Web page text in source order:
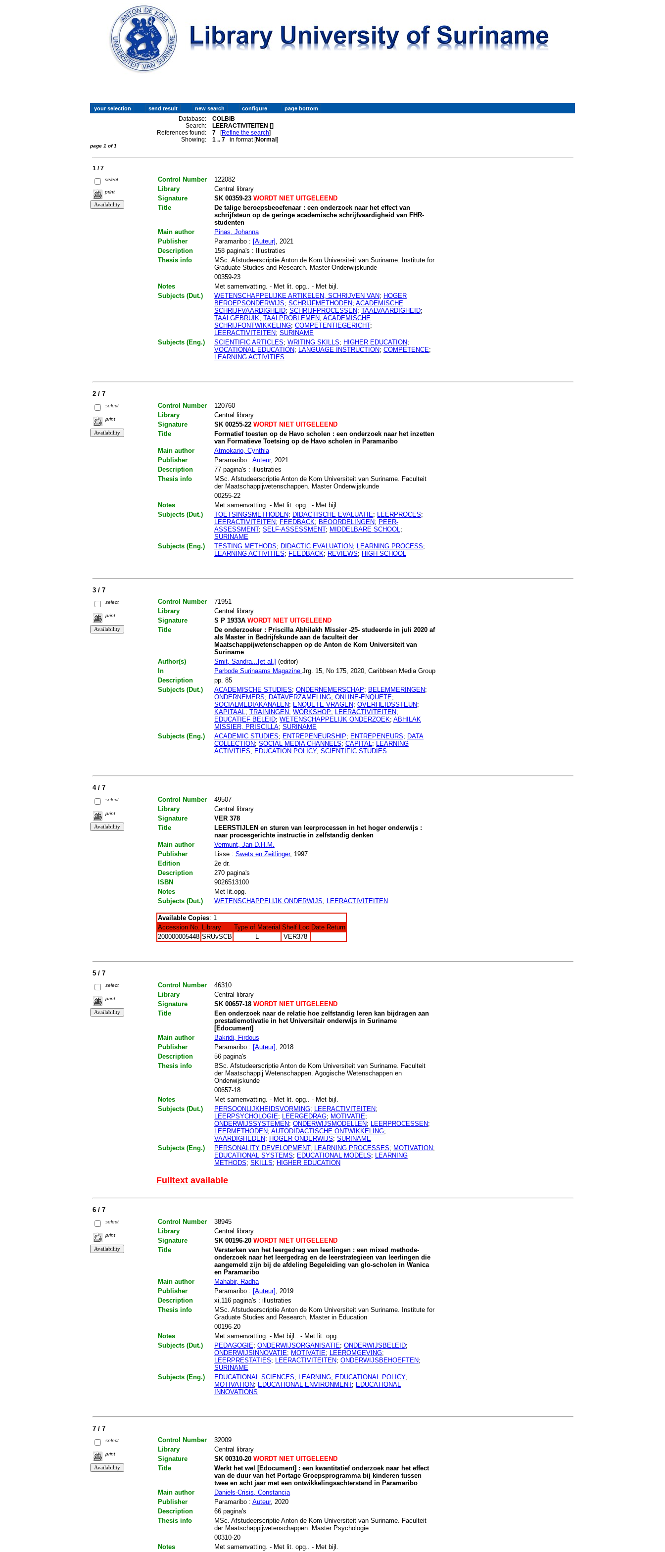
Database:
COLBIB
Search:
LEERACTIVITEITEN []
References found:
7 [Refine the search]
Showing:
1 .. 7 in format [Normal]
page 1 of 1
1 / 7
select
print
Control Number
122082
Library
Central library
Signature
SK 00359-23WORDT NIET UITGELEEND
Title
De talige beroepsbeoefenaar : een onderzoek naar het effect van
schrijfsteun op de geringe academische schrijfvaardigheid van FHR-
studenten
Main author
Pinas, Johanna
Publisher
Paramaribo : [Auteur]
, 2021
Description
158 pagina's : Illustraties
Thesis info
MSc. Afstudeerscriptie Anton de Kom Universiteit van Suriname. Institute for
Graduate Studies and Research. Master Onderwijskunde
00359-23
Notes
Met samenvatting. - Met lit. opg.. - Met bijl.
Subjects (Dut.)
WETENSCHAPPELIJKE ARTIKELEN, SCHRIJVEN VAN; HOGER
BEROEPSONDERWIJS; SCHRIJFMETHODEN; ACADEMISCHE
SCHRIJFVAARDIGHEID; SCHRIJFPROCESSEN; TAALVAARDIGHEID;
TAALGEBRUIK; TAALPROBLEMEN; ACADEMISCHE
SCHRIJFONTWIKKELING; COMPETENTIEGERICHT;
LEERACTIVITEITEN; SURINAME
Subjects (Eng.)
SCIENTIFIC ARTICLES; WRITING SKILLS; HIGHER EDUCATION;
VOCATIONAL EDUCATION; LANGUAGE INSTRUCTION; COMPETENCE;
LEARNING ACTIVITIES
2 / 7
select
print
Control Number
120760
Library
Central library
Signature
SK 00255-22WORDT NIET UITGELEEND
Title
Formatief toesten op de Havo scholen : een onderzoek naar het inzetten
van Formatieve Toetsing op de Havo scholen in Paramaribo
Main author
Atmokario, Cynthia
Publisher
Paramaribo : Auteur, 2021
Description
77 pagina's : illustraties
Thesis info
MSc. Afstudeerscriptie Anton de Kom Universiteit van Suriname. Faculteit
der Maatschappijwetenschappen. Master Onderwijskunde
00255-22
Notes
Met samenvatting. - Met lit. opg.. - Met bijl.
Subjects (Dut.)
TOETSINGSMETHODEN; DIDACTISCHE EVALUATIE; LEERPROCES;
LEERACTIVITEITEN; FEEDBACK; BEOORDELINGEN; PEER-
ASSESSMENT; SELF-ASSESSMENT; MIDDELBARE SCHOOL ;
SURINAME
Subjects (Eng.)
TESTING METHODS; DIDACTIC EVALUATION; LEARNING PROCESS;
LEARNING ACTIVITIES; FEEDBACK; REVIEWS; HIGH SCHOOL
3 / 7
select
print
Control Number
71951
Library
Central library
Signature
S P 1933A WORDT NIET UITGELEEND
Title
De onderzoeker : Priscilla Abhilakh Missier -25- studeerde in juli 2020 af
als Master in Bedrijfskunde aan de faculteit der
Maatschappijwetenschappen op de Anton de Kom Universiteit van
Suriname
Author(s)
Smit, Sandra...[et al.] (editor)
In
Parbode Surinaams Magazine Jrg. 15, No 175, 2020, Caribbean Media Group
Description
pp. 85
Subjects (Dut.)
ACADEMISCHE STUDIES; ONDERNEMERSCHAP; BELEMMERINGEN;
ONDERNEMERS; DATAVERZAMELING; ONLINE-ENQUETE;
SOCIALMEDIAKANALEN; ENQUETE VRAGEN; OVERHEIDSSTEUN;
KAPITAAL; TRAININGEN; WORKSHOP; LEERACTIVITEITEN;
EDUCATIEF BELEID; WETENSCHAPPELIJK ONDERZOEK; ABHILAK
MISSIER, PRISCILLA; SURINAME
Subjects (Eng.)
ACADEMIC STUDIES; ENTREPENEURSHIP; ENTREPENEURS; DATA
COLLECTION; SOCIAL MEDIA CHANNELS; CAPITAL; LEARNING
ACTIVITIES; EDUCATION POLICY; SCIENTIFIC STUDIES
4 / 7
select
print
Control Number
49507
Library
Central library
Signature
VER 378
Title
LEERSTIJLEN en sturen van leerprocessen in het hoger onderwijs :
naar procesgerichte instructie in zelfstandig denken
Main author
Vermunt, Jan D.H.M.
Publisher
Lisse : Swets en Zeitlinger, 1997
Edition
2e dr.
Description
270 pagina's
ISBN
9026513100
Notes
Met lit.opg.
Subjects (Dut.)
WETENSCHAPPELIJK ONDERWIJS; LEERACTIVITEITEN
Available Copies: 1
Accession No. Library Type of Material Shelf Loc Date Return
200000005448 SRUvSCB L VER378
5 / 7
select
print
Control Number
46310
Library
Central library
Signature
SK 00657-18WORDT NIET UITGELEEND
Title
Een onderzoek naar de relatie hoe zelfstandig leren kan bijdragen aan
prestatiemotivatie in het Universitair onderwijs in Suriname
[Edocument]
Main author
Bakridi, Firdous
Publisher
Paramaribo : [Auteur]
, 2018
Description
56 pagina's
Thesis info
BSc. Afstudeerscriptie Anton de Kom Universiteit van Suriname. Faculteit
der Maatschappij Wetenschappen. Agogische Wetenschappen en
Onderwijskunde
00657-18
Notes
Met samenvatting. - Met lit. opg.. - Met bijl.
Subjects (Dut.)
PERSOONLIJKHEIDSVORMING; LEERACTIVITEITEN;
LEERPSYCHOLOGIE; LEERGEDRAG; MOTIVATIE;
ONDERWIJSSYSTEMEN; ONDERWIJSMODELLEN; LEERPROCESSEN;
LEERMETHODEN; AUTODIDACTISCHE ONTWIKKELING;
VAARDIGHEDEN; HOGER ONDERWIJS; SURINAME
Subjects (Eng.)
PERSONALITY DEVELOPMENT; LEARNING PROCESSES; MOTIVATION;
EDUCATIONAL SYSTEMS; EDUCATIONAL MODELS;
LEARNING
METHODS; SKILLS; HIGHER EDUCATION
Fulltext available
6 / 7
select
print
Control Number
38945
Library
Central library
Signature
SK 00196-20WORDT NIET UITGELEEND
Title
Versterken van het leergedrag van leerlingen : een mixed methode-
onderzoek naar het leergedrag en de leerstrategieen van leerlingen die
aangemeld zijn bij de afdeling Begeleiding van glo-scholen in Wanica
en Paramaribo
Main author
Mahabir, Radha
Publisher
Paramaribo : [Auteur] , 2019
Description
xi,116 pagina's : illustraties
Thesis info
MSc. Afstudeerscriptie Anton de Kom Universiteit van Suriname. Institute for
Graduate Studies and Research. Master in Education
00196-20
Notes
Met samenvatting. - Met bijl.. - Met lit. opg.
Subjects (Dut.)
PEDAGOGIE; ONDERWIJSORGANISATIE; ONDERWIJSBELEID;
ONDERWIJSINNOVATIE; MOTIVATIE; LEEROMGEVING;
LEERPRESTATIES; LEERACTIVITEITEN; ONDERWIJSBEHOEFTEN;
SURINAME
Subjects (Eng.)
EDUCATIONAL SCIENCES; LEARNING; EDUCATIONAL POLICY;
MOTIVATION; EDUCATIONAL ENVIRONMENT; EDUCATIONAL
INNOVATIONS
7 / 7
select
print
Control Number
32009
Library
Central library
Signature
SK 00310-20WORDT NIET UITGELEEND
Title
Werkt het wel [Edocument] : een kwantitatief onderzoek naar het effect
van de duur van het Portage Groepsprogramma bij kinderen tussen
twee en acht jaar met een ontwikkelingsachterstand in Paramaribo
Main author
Daniels-Crisis, Constancia
Publisher
Paramaribo : Auteur, 2020
Description
66 pagina's
Thesis info
MSc. Afstudeerscriptie Anton de Kom Universiteit van Suriname. Faculteit
der Maatschappijwetenschappen. Master Psychologie
00310-20
Notes
Met samenvatting. - Met lit. opg.. - Met bijl.